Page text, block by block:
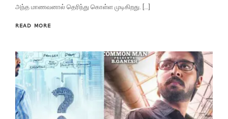
அந்த மாணவனால் தெரிந்து கொள்ள முடிகிறது. […]
READ MORE